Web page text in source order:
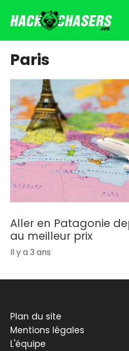
au
Paris
Aller en Patagonie
au meilleur prix
Il y a 3 ans
Plan du site
Mentions légales
L'équipe